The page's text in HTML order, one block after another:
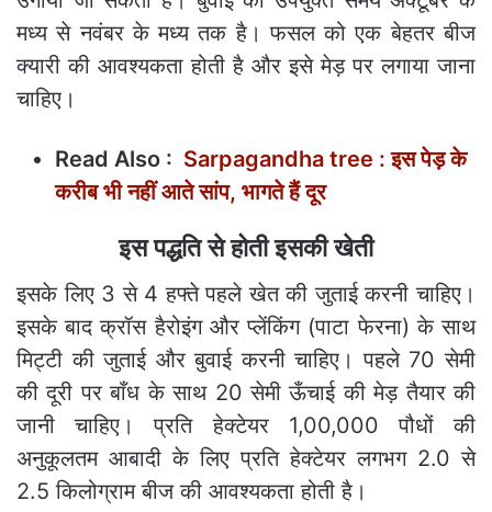
मध्य से नवंबर के मध्य तक है। फसल को एक बेहतर बीज
क्यारी की आवश्यकता होती है और इसे मेड़ पर लगाया जाना
चाहिए।
Read Also : Sarpagandha tree : इस पेड़ के
करीब भी नहीं आते सांप, भागते हैं दूर
इस पद्धति से होती इसकी खेती
इसके लिए 3 से 4 हफ्ते पहले खेत की जुताई करनी चाहिए।
इसके बाद क्रॉस हैरोइंग और प्लेंकिंग (पाटा फेरना) के साथ
मिट्टी की जुताई और बुवाई करनी चाहिए। पहले 70 सेमी
की दूरी पर बाँध के साथ 20 सेमी ऊँचाई की मेड़ तैयार की
जानी चाहिए। प्रति हेक्टेयर 1,00,000 पौधों की
अनुकूलतम आबादी के लिए प्रति हेक्टेयर लगभग 2.0 से
2.5 किलोग्राम बीज की आवश्यकता होती है।